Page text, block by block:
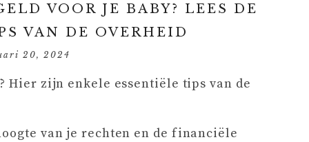
VOOR JE BABY? LEES DE
VAN DE OVERHEID
20, 2024
zijn enkele essentiële tips van de
van je rechten en de financiële